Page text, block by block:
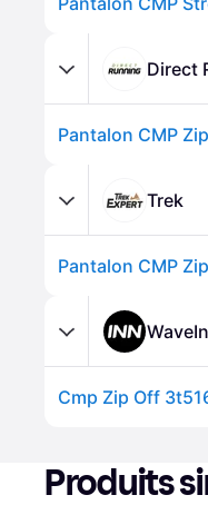
Direct
Pantalon CMP
Trek
Pantalon CMP
Cmp Zip Off
Produits